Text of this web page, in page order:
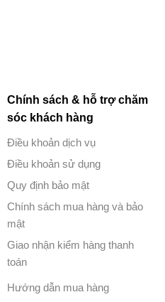
Chính sách & hỗ trợ chăm
sóc khách hàng
Điều khoản dịch vụ
Điều khoản sử dụng
Quy định bảo mật
Chính sách mua hàng và bảo
mật
Giao nhận kiểm hàng thanh
toán
Hướng dẫn mua hàng